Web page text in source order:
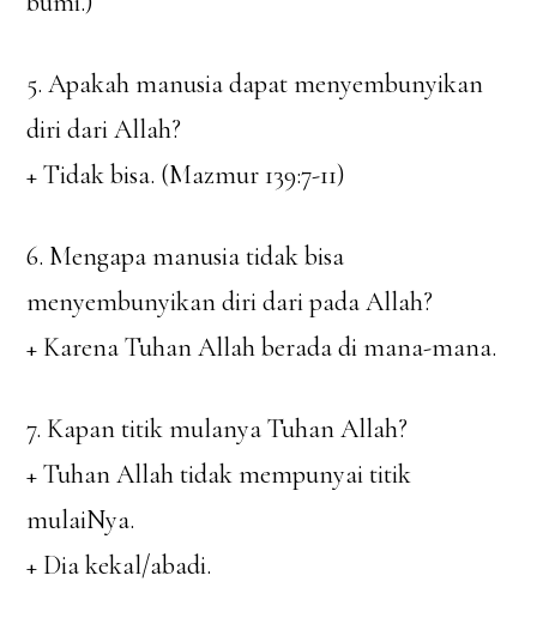
5. Apakah manusia dapat menyembunyikan
diri dari Allah?
+ Tidak bisa. (Mazmur 139:7-11)
6. Mengapa manusia tidak bisa
menyembunyikan diri dari pada Allah?
+ Karena Tuhan Allah berada di mana-mana.
7. Kapan titik mulanya Tuhan Allah?
+ Tuhan Allah tidak mempunyai titik
mulaiNya.
+ Dia kekal/abadi.